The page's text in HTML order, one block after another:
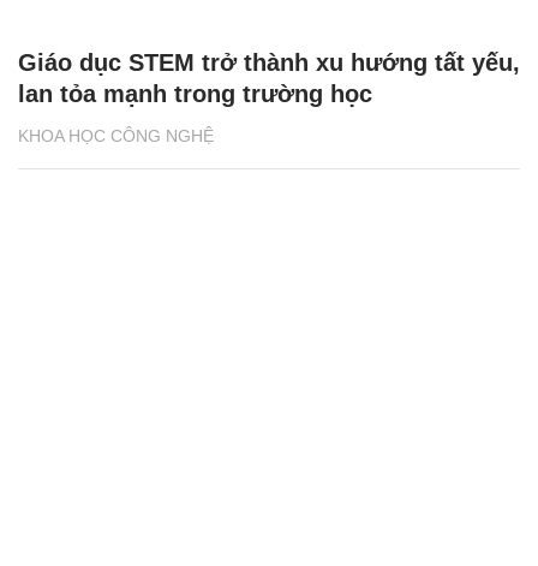
KHOA HỌC CÔNG NGHỆ
Giáo dục STEM trở thành xu hướng tất yếu,
lan tỏa mạnh trong trường học